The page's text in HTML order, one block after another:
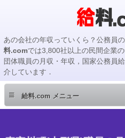
あの会社の年収っていくら？公務員
料.comでは3,800社以上の民間企業
団体職員の月収・年収，国家公務員
介しています．
≡ 給料.com メニュー